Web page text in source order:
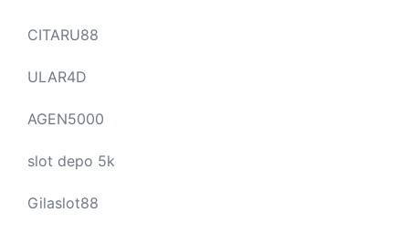
CITARU88
ULAR4D
AGEN5000
slot depo 5k
Gilaslot88